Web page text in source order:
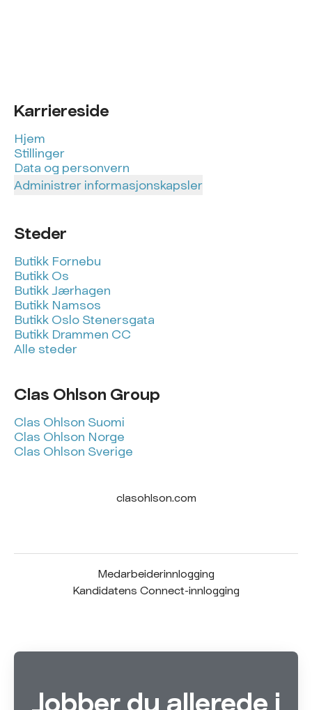
Karriereside
Hjem
Stillinger
Data og personvern
Administrer informasjonskapsler
Steder
Butikk Fornebu
Butikk Os
Butikk Jærhagen
Butikk Namsos
Butikk Oslo Stenersgata
Butikk Drammen CC
Alle steder
Clas Ohlson Group
Clas Ohlson Suomi
Clas Ohlson Norge
Clas Ohlson Sverige
clasohlson.com
Medarbeiderinnlogging
Kandidatens Connect-innlogging
Jobber du allerede i